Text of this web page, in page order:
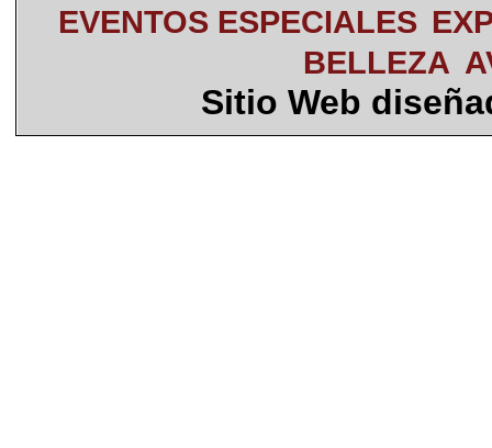
EVENTOS ESPECIALES
BELLEZA
Sitio Web